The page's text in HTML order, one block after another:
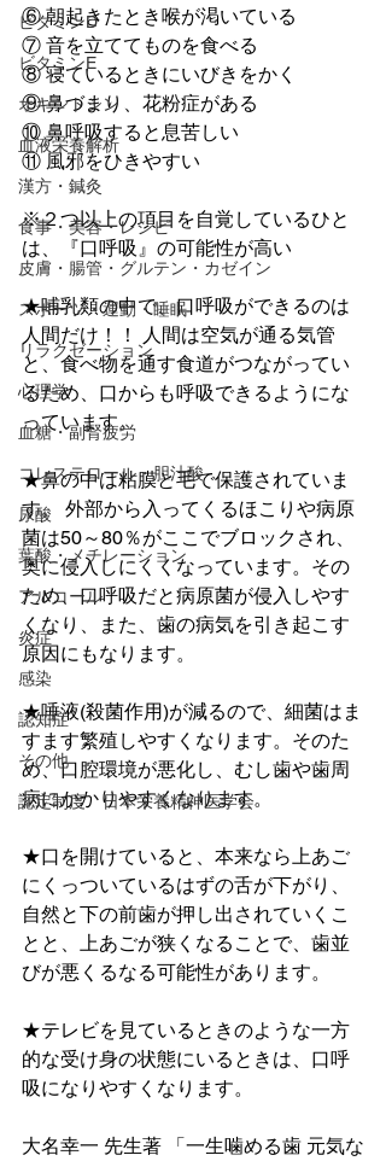
ビタミンD
ビタミンE
オキシトシン
血液栄養解析
漢方・鍼灸
食事・美容・レシピ
皮膚・腸管・グルテン・カゼイン
スポーツ・運動・睡眠
リラクゼーション
心理学
血糖・副腎疲労
コレステロール・胆汁酸
尿酸
葉酸・メチレーション
アルコール
炎症
感染
認知症
その他
認定制度 日本栄養精神医学会
⑥ 朝起きたとき喉が渇いている
⑦ 音を立ててものを食べる
⑧ 寝ているときにいびきをかく
⑨ 鼻づまり、花粉症がある
⑩ 鼻呼吸すると息苦しい
⑪ 風邪をひきやすい
※２つ以上の項目を自覚しているひと
は、『口呼吸』の可能性が高い
★哺乳類の中で、口呼吸ができるのは
人間だけ！！ 人間は空気が通る気管
と、食べ物を通す食道がつながってい
るため、口からも呼吸できるようにな
っています。
★鼻の中は粘膜と毛で保護されていま
す。 外部から入ってくるほこりや病原
菌は50～80％がここでブロックされ、
奥に侵入しにくくなっています。その
ため、口呼吸だと病原菌が侵入しやす
くなり、また、歯の病気を引き起こす
原因にもなります。
★唾液(殺菌作用)が減るので、細菌はま
すます繁殖しやすくなります。そのた
め、口腔環境が悪化し、むし歯や歯周
病にかかりやすくなります。
★口を開けていると、本来なら上あご
にくっついているはずの舌が下がり、
自然と下の前歯が押し出されていくこ
とと、上あごが狭くなることで、歯並
びが悪くるなる可能性があります。
★テレビを見ているときのような一方
的な受け身の状態にいるときは、口呼
吸になりやすくなります。
大名幸一 先生著 「一生噛める歯 元気な